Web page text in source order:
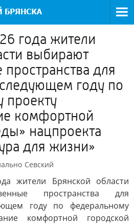
года жители
выбирают
для
году по
проекту
комфортной
нацпроекта
для жизни»
Севский
жители Брянской области
пространства для
году по федеральному
комфортной городской